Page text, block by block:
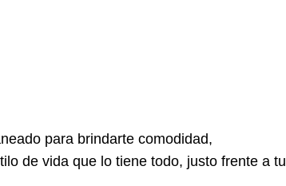
para brindarte comodidad,
de vida que lo tiene todo, justo frente a tu